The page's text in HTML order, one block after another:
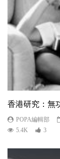
香港研究：無
POPA編輯部
5.4K
3